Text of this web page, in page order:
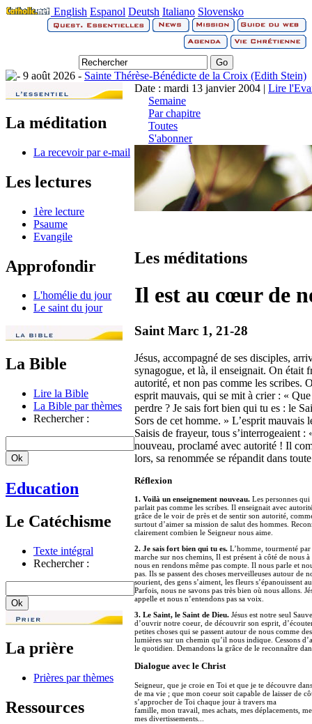
English Espanol Deutsh Italiano Slovensko
9 août 2026 - Sainte Thérèse-Bénédicte de la Croix (Edith Stein)
La méditation
La recevoir par e-mail
Les lectures
1ère lecture
Psaume
Evangile
Approfondir
L'homélie du jour
Le saint du jour
La Bible
Lire la Bible
La Bible par thèmes
Rechercher :
Education
Le Catéchisme
Texte intégral
Rechercher :
La prière
Prières par thèmes
Ressources
Date : mardi 13 janvier 2004 | Lire
Semaine
Par chapitre
Toutes
S'abonner
Les méditations
Il est au cœur de
Saint Marc 1, 21-28
Jésus, accompagné de ses disciples,
synagogue, et là, il enseignait. On était
autorité, et non pas comme les scribes.
esprit mauvais, qui se mit à crier : «
perdre ? Je sais fort bien qui tu es : le
Sors de cet homme. » L’esprit
Saisis de frayeur, tous s’interrogeaient
nouveau, proclamé avec autorité ! Il
lors, sa renommée se répandit dans
Réflexion
1. Voilà un enseignement nouveau. Les personnes
parlait pas comme les scribes. Il enseignait avec
grâce de le voir de près et de sentir son autorité,
surtout d’aimer sa mission de salut des hommes.
clairement combien le Seigneur nous aime.
2. Je sais fort bien qui tu es. L’homme, tourmenté
marche sur nos chemins, Il est présent à côté de nous
nous en rendons même pas compte. Il nous parle et
pas. Ils se passent des choses merveilleuses autour de
sourient, des gens s’aiment, les fleurs
Parfois, nous ne savons pas très bien où nous allons.
appelle et nous n’entendons pas sa voix.
3. Le Saint, le Saint de Dieu. Jésus est notre seul
d’ouvrir notre coeur, de découvrir son esprit,
petites choses qui se passent autour de nous comme des
lumières sur un chemin qu’il nous indique. Cessons
le quotidien. Demandons la grâce de le reconnaître
Dialogue avec le Christ
Seigneur, que je croie en Toi et que je te découvre
de ma vie ; que mon coeur soit capable de laisser de
s’approcher de Toi chaque jour à travers ma
famille, mon travail, mes achats, mes déplacements,
mes divertissements...